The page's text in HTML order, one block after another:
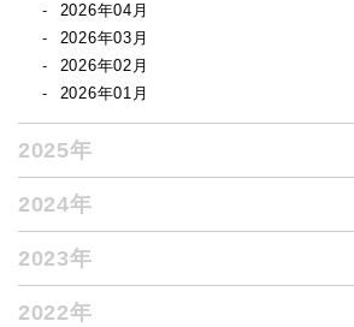
2026年04月
2026年03月
2026年02月
2026年01月
2025年
2024年
2023年
2022年